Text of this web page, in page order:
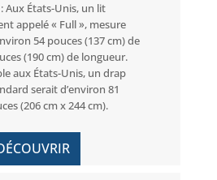
Aux États-Unis, un lit
appelé « Full », mesure
54 pouces (137 cm) de
(190 cm) de longueur.
aux États-Unis, un drap
serait d’environ 81
(206 cm x 244 cm).